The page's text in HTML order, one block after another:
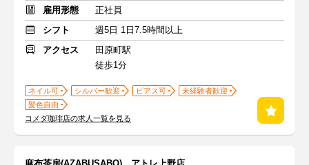
雇用形態
正社員
シフト
週5日 1日7.5時間以上
アクセス
田原町駅
徒歩1分
ネイル可 シルバー歓迎 ピアス可
未経験者歓迎
髪色自由
コメダ珈琲店の求人一覧を見る